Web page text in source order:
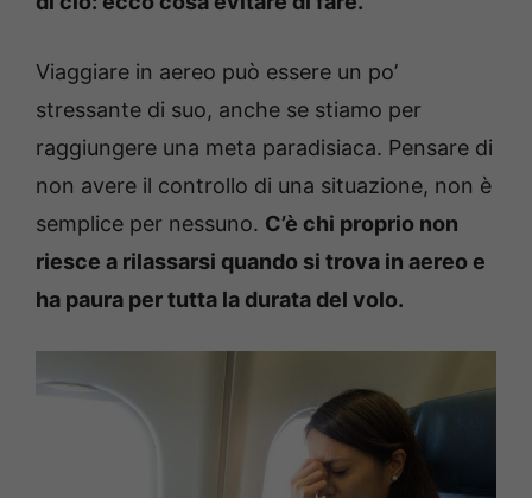
Viaggiare in aereo può essere un po’
stressante di suo, anche se stiamo per
raggiungere una meta paradisiaca. Pensare di
non avere il controllo di una situazione, non è
semplice per nessuno. C’è chi proprio non
riesce a rilassarsi quando si trova in aereo e
ha paura per tutta la durata del volo.